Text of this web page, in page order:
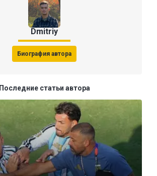
Dmitriy
Биография автора
Последние статьи автора